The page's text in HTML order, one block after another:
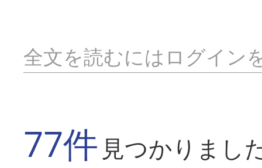
全文を読むにはログイン
77件 見つかりまし